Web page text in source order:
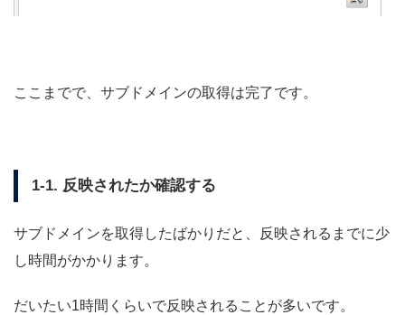
ここまでで、サブドメインの取得は完了です。
1-1. 反映されたか確認する
サブドメインを取得したばかりだと、反映されるまでに少
し時間がかかります。
だいたい1時間くらいで反映されることが多いです。